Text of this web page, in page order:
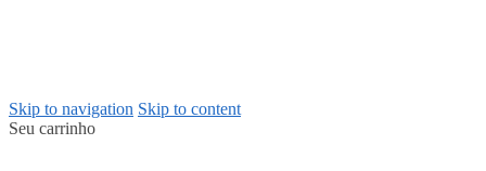
Skip to navigation Skip to content
Seu carrinho